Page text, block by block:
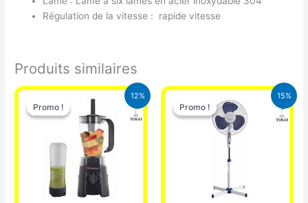
Régulation de la vitesse : rapide vitesse
Produits similaires
12%
Promo !
Promo !
Le
prix
initial
était :
25.000 CFA.
Le
prix
actuel
est :
15%
Promo !
Promo !
Le
prix
initial
était :
10.000 CFA.
Le